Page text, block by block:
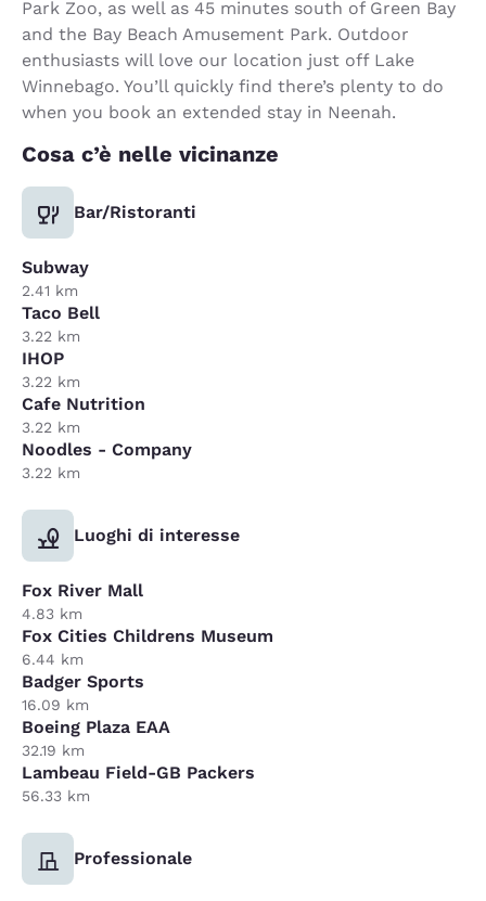
Park Zoo, as well as 45 minutes south of Green Bay
and the Bay Beach Amusement Park. Outdoor
enthusiasts will love our location just off Lake
Winnebago. You’ll quickly find there’s plenty to do
when you book an extended stay in Neenah.
Cosa c’è nelle vicinanze
Bar/Ristoranti
Subway
2.41 km
Taco Bell
3.22 km
IHOP
3.22 km
Cafe Nutrition
3.22 km
Noodles - Company
3.22 km
Luoghi di interesse
Fox River Mall
4.83 km
Fox Cities Childrens Museum
6.44 km
Badger Sports
16.09 km
Boeing Plaza EAA
32.19 km
Lambeau Field-GB Packers
56.33 km
Professionale